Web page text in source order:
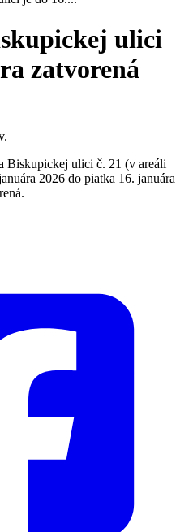
ulici
zatvorená
Biskupickej ulici č. 21 (v areáli
2026 do piatka 16. januára